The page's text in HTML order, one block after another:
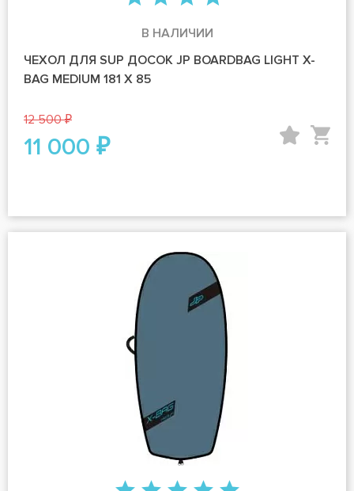
В НАЛИЧИИ
ЧЕХОЛ ДЛЯ SUP ДОСОК JP BOARDBAG LIGHT X-
BAG MEDIUM 181 Х 85
12 500 ₽
11 000 ₽